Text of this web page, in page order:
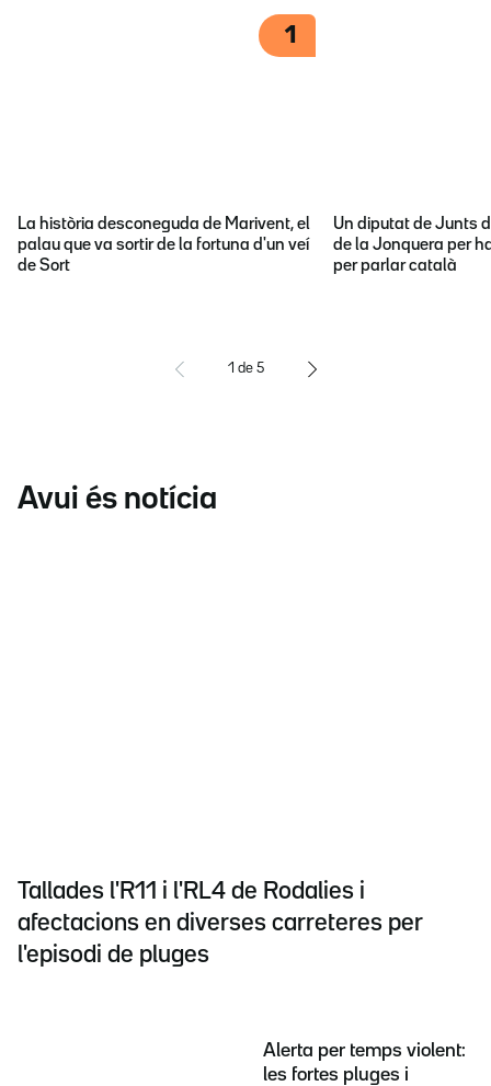
1
La història desconeguda de Marivent, el
palau que va sortir de la fortuna d'un veí
de Sort
Un diputat de Junts
de la Jonquera per
per parlar català
1 de 5
Avui és notícia
Tallades l'R11 i l'RL4 de Rodalies i
afectacions en diverses carreteres per
l'episodi de pluges
Alerta per temps violent:
les fortes pluges i